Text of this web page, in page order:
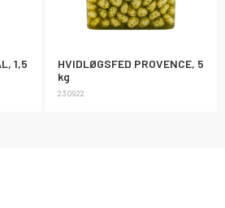
1,5
HVIDLØGSFED PROVENCE, 5
kg
230922